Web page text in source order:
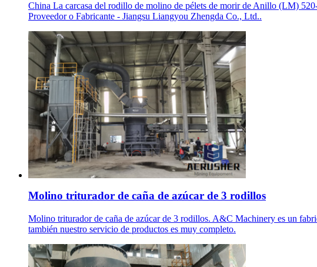
China La carcasa del rodillo de molino de pélets de morir de Anillo (LM)
Proveedor o Fabricante - Jiangsu Liangyou Zhengda Co., Ltd..
Molino triturador de caña de azúcar de 3 rodillos
Molino triturador de caña de azúcar de 3 rodillos. A&C Machinery es un
también nuestro servicio de productos es muy completo.